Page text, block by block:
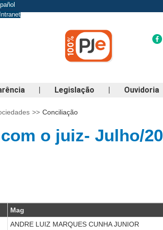
Intranet
| Legislação | Ouvidoria
>> Conciliação
o juiz- Julho/20
Mag
ANDRE LUIZ MARQUES CUNHA JUNIOR